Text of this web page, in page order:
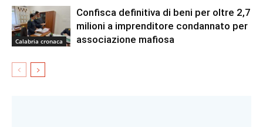
Calabria cronaca
Confisca definitiva di beni per oltre 2,7
milioni a imprenditore condannato per
associazione mafiosa